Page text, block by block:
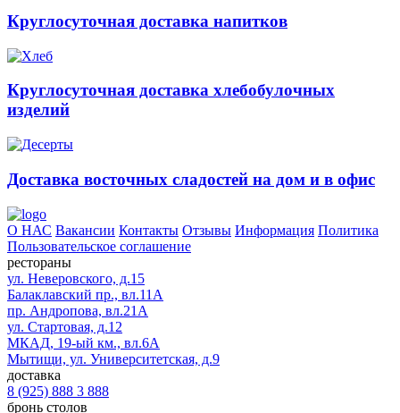
Круглосуточная доставка напитков
Круглосуточная доставка хлебобулочных
изделий
Доставка восточных сладостей на дом и в офис
О НАС Вакансии Контакты Отзывы Информация Политика
Пользовательское соглашение
рестораны
ул. Неверовского, д.15
Балаклавский пр., вл.11А
пр. Андропова, вл.21А
ул. Стартовая, д.12
МКАД, 19-ый км., вл.6А
Мытищи, ул. Университетская, д.9
доставка
8 (925) 888 3 888
бронь столов